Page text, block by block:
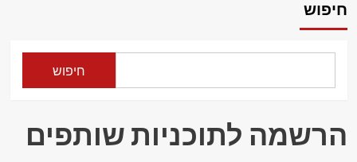
חיפוש
חיפוש
הרשמה לתוכניות שותפים